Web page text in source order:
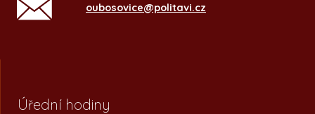
oubosovice@politavi.cz
Úřední hodiny